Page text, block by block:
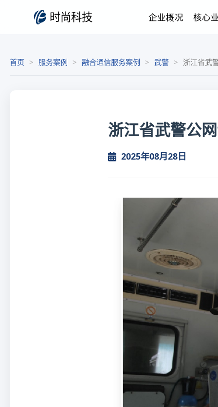
时尚科技 企业概况 核心
首页 服务案例 融合通信服务案例 武警 浙江省武
浙江省武警公
2025年08月28日